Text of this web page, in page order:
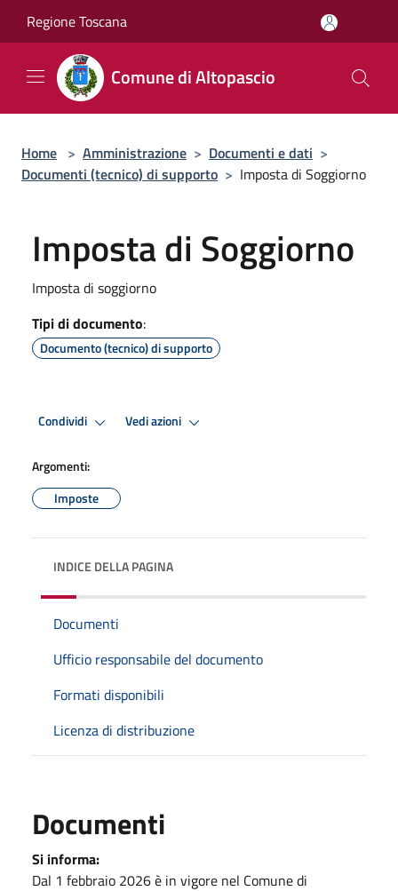
Regione Toscana
Comune di Altopascio
Home > Amministrazione > Documenti e dati >
Documenti (tecnico) di supporto > Imposta di Soggiorno
Imposta di Soggiorno
Imposta di soggiorno
Tipi di documento:
Documento (tecnico) di supporto
Condividi Vedi azioni
Argomenti:
Imposte
INDICE DELLA PAGINA
Documenti
Ufficio responsabile del documento
Formati disponibili
Licenza di distribuzione
Documenti
Si informa:
Dal 1 febbraio 2026 è in vigore nel Comune di